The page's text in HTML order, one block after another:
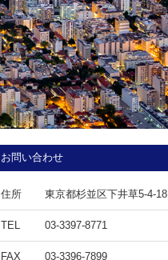
お問い合わせ
住所 東京都杉並区下井草5-4-18
TEL 03-3397-8771
FAX 03-3396-7899